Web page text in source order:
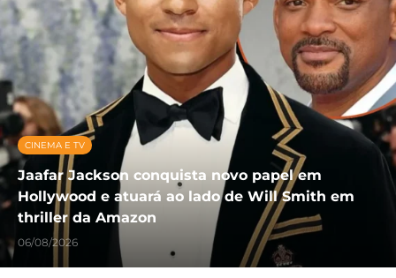
CINEMA E TV
Jaafar Jackson conquista novo papel em
Hollywood e atuará ao lado de Will Smith em
thriller da Amazon
06/08/2026